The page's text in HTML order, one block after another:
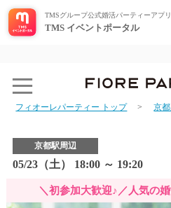
TMSグループ公式婚活パーティーアプリ
TMS イベントポータル
フィオーレパーティー トップ 京
京都駅周辺
05/23（土） 18:00 ～ 19:20
＼初参加大歓迎♪／人気の